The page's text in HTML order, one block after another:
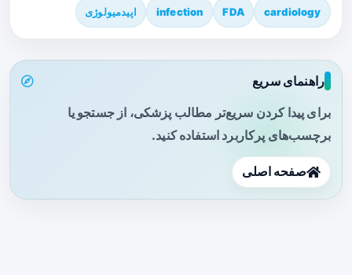
cardiology
FDA
infection اپیدمیولوژی
راهنمای سریع
برای پیدا کردن سریع‌تر مطالب پزشکی، از جستجو یا
برچسب‌های پرکاربرد استفاده کنید.
صفحه اصلی